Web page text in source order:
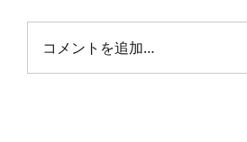
コメントを追加…